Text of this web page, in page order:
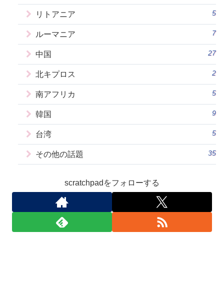
リトアニア 5
ルーマニア 7
中国 27
北キプロス 2
南アフリカ 5
韓国 9
台湾 5
その他の話題 35
scratchpadをフォローする